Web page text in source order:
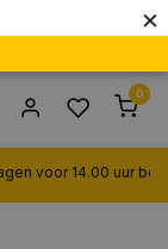
×
0
voor 14.00 uur